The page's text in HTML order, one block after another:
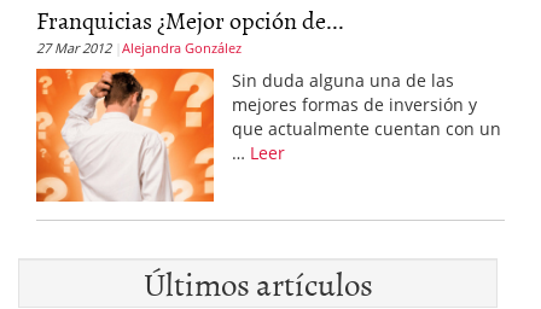
Franquicias ¿Mejor opción de...
27 Mar 2012 Alejandra González
Sin duda alguna una de las
mejores formas de inversión y
que actualmente cuentan con un
… Leer
Últimos artículos